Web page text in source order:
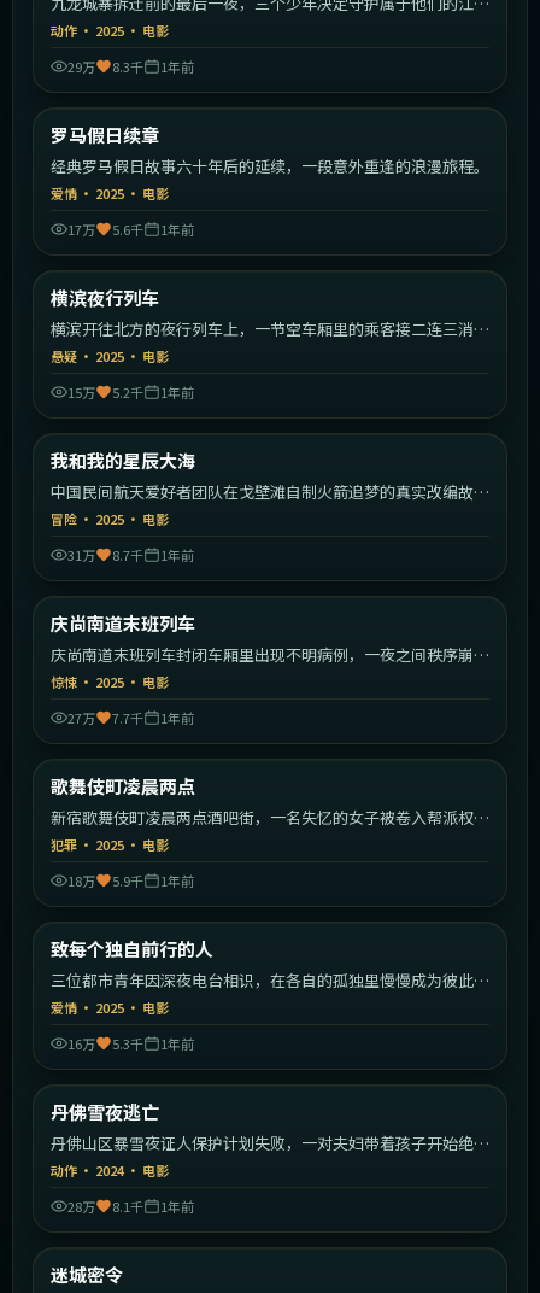
湖。
动作 · 2025 · 电影
29万
8.3千 1年前
最新
罗马假日续章
经典罗马假日故事六十年后的延续，一段意外重逢的浪漫旅程。
爱情 · 2025 · 电影
17万
5.6千 1年前
最新
横滨夜行列车
横滨开往北方的夜行列车上，一节空车厢里的乘客接二连三消
失。
悬疑 · 2025 · 电影
15万
5.2千 1年前
最新
我和我的星辰大海
中国民间航天爱好者团队在戈壁滩自制火箭追梦的真实改编故
事。
冒险 · 2025 · 电影
31万
8.7千 1年前
最新
庆尚南道末班列车
庆尚南道末班列车封闭车厢里出现不明病例，一夜之间秩序崩
塌。
惊悚 · 2025 · 电影
27万
7.7千 1年前
最新
歌舞伎町凌晨两点
新宿歌舞伎町凌晨两点酒吧街，一名失忆的女子被卷入帮派权力
斗争。
犯罪 · 2025 · 电影
18万
5.9千 1年前
最新
致每个独自前行的人
三位都市青年因深夜电台相识，在各自的孤独里慢慢成为彼此的
灯塔。
爱情 · 2025 · 电影
16万
5.3千 1年前
最新
丹佛雪夜逃亡
丹佛山区暴雪夜证人保护计划失败，一对夫妇带着孩子开始绝命
逃亡。
动作 · 2024· 电影
28万
8.1千 1年前
最新
迷城密令